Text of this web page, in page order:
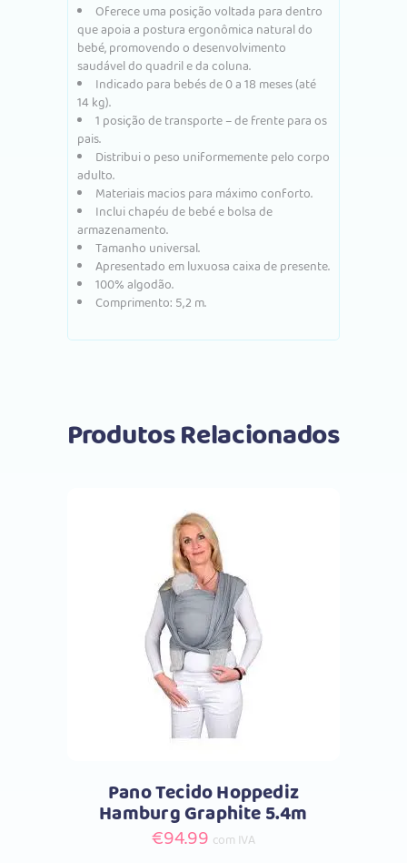
Oferece uma posição voltada para dentro
que apoia a postura ergonômica natural do
bebé, promovendo o desenvolvimento
saudável do quadril e da coluna.
Indicado para bebés de 0 a 18 meses (até
14 kg).
1 posição de transporte – de frente para os
pais.
Distribui o peso uniformemente pelo corpo
adulto.
Materiais macios para máximo conforto.
Inclui chapéu de bebé e bolsa de
armazenamento.
Tamanho universal.
Apresentado em luxuosa caixa de presente.
100% algodão.
Comprimento: 5,2 m.
Produtos Relacionados
Comprar
Pano Tecido Hoppediz
Hamburg Graphite 5.4m
€94.99 com IVA